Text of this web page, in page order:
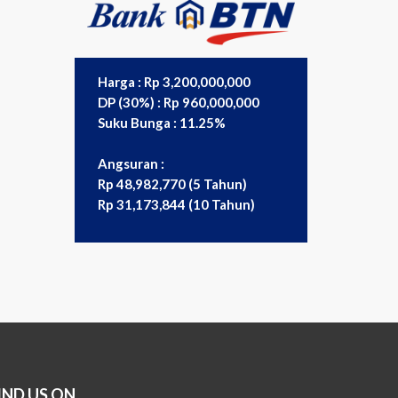
Harga : Rp 3,200,000,000
DP (30%) : Rp 960,000,000
Suku Bunga : 11.25%
Angsuran :
Rp 48,982,770 (5 Tahun)
Rp 31,173,844 (10 Tahun)